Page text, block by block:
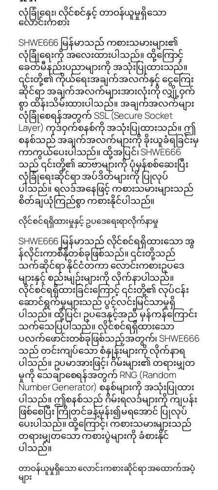
လုံခြုံရေး၊ လိုင်စင်နှင့် တာဝန်ယူမှုရှိသော
လောင်းကစား
SHWE666 မြန်မာသည် ကစားသမားများ၏
လုံခြုံရေးကို အလေးထားပါသည်။ ထို့ကြောင့်
ခေတ်မီနည်းပညာများကို အသုံးပြုထားသည်။
၎င်းတို့၏ ကိုယ်ရေးအချက်အလက်နှင့် ငွေကြေး
ဆိုင်ရာ အချက်အလက်များအားလုံးကို လျှို့ဝှက်
စွာ ထိန်းသိမ်းထားပါသည်။ အချက်အလက်များ
လုံခြုံစေရန်အတွက် SSL (Secure Socket
Layer) ကုဒ်ဝှက်စနစ်ကို အသုံးပြုထားသည်။ ဤ
စနစ်သည် အချက်အလက်များကို ခိုးယူခံရခြင်းမှ
ကာကွယ်ပေးပါသည်။ ထို့အပြင်၊ SHWE666
သည် ၎င်းတို့၏ ဆာဗာများကို ပုံမှန်စစ်ဆေးပြီး
လုံခြုံရေးဆိုင်ရာ အပ်ဒိတ်များကို ပြုလုပ်
ပါသည်။ ရလဒ်အနေဖြင့် ကစားသမားများသည်
စိတ်ချယုံကြည်စွာ ကစားနိုင်ပါသည်။
လိုင်စင်ရရှိထားမှုနှင့် ဥပဒေရေးရာလိုက်နာမှု
SHWE666 မြန်မာသည် လိုင်စင်ရရှိထားသော အွ
န်လိုင်းကာစီနိုတစ်ခုဖြစ်သည်။ ၎င်းတို့သည်
သက်ဆိုင်ရာ နိုင်ငံတကာ လောင်းကစားဥပဒေ
များနှင့် စည်းမျဉ်းများကို လိုက်နာပါသည်။
လိုင်စင်ရရှိထားခြင်းကြောင့် ၎င်းတို့၏ လုပ်ငန်း
ဆောင်ရွက်မှုများသည် ပွင့်လင်းမြင်သာမှုရှိ
ပါသည်။ ထို့ပြင်၊ ဥပဒေနှင့်အညီ မှန်ကန်ကြောင်း
သက်သေပြပါသည်။ လိုင်စင်ရရှိထားသော
ပလက်ဖောင်းတစ်ခုဖြစ်သည့်အတွက်၊ SHWE666
သည် တင်းကျပ်သော စံနှုန်းများကို လိုက်နာရ
ပါသည်။ ဥပမာအားဖြင့်၊ ဂိမ်းများ၏ တရားမျှတ
မှုကို သေချာစေရန်အတွက် RNG (Random
Number Generator) စနစ်များကို အသုံးပြုထား
ပါသည်။ ဤစနစ်သည် ဂိမ်းရလဒ်များကို ကျပန်း
ဖြစ်စေပြီး ကြိုတင်ခန့်မှန်း၍မရအောင် ပြုလုပ်
ပေးပါသည်။ ထို့ကြောင့်၊ ကစားသမားများသည်
တရားမျှတသော ကစားပွဲများကို ခံစားနိုင်
ပါသည်။
တာဝန်ယူမှုရှိသော လောင်းကစားဆိုင်ရာ အထောက်အပံ့
များ